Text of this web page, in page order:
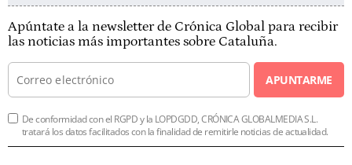
Apúntate a la newsletter de Crónica Global para recibir
las noticias más importantes sobre Cataluña.
APUNTARME
De conformidad con el RGPD y la LOPDGDD, CRÓNICA GLOBALMEDIA S.L.
tratará los datos facilitados con la finalidad de remitirle noticias de actualidad.